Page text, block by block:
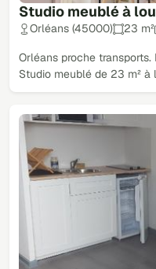
Studio meublé à
Orléans (45000) 23 m²
Orléans proche
Studio meublé de 23 m²